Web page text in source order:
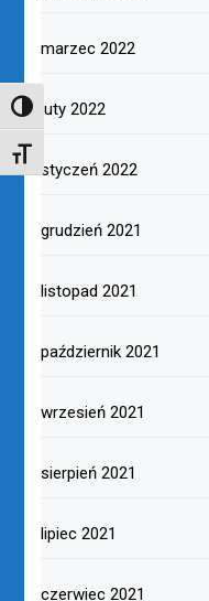
TOGGLE HIGH CONTRAST
TOGGLE FONT SIZE
marzec 2022
luty 2022
styczeń 2022
grudzień 2021
listopad 2021
październik 2021
wrzesień 2021
sierpień 2021
lipiec 2021
czerwiec 2021